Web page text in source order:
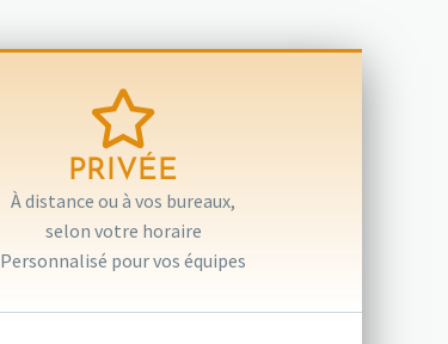
PRIVÉE
À distance ou à vos bureaux,
selon votre horaire
Personnalisé pour vos équipes